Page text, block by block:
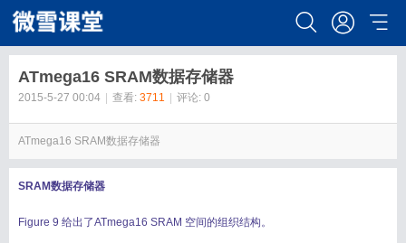
ATmega16 SRAM数据存储器
2015-5-27 00:04 查看: 3711 评论: 0
ATmega16 SRAM数据存储器
SRAM数据存储器
Figure 9 给出了ATmega16 SRAM 空间的组织结构。